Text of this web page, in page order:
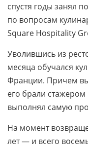
спустя годы занял
по вопросам
Square Hospitality
Уволившись из
месяца обучался
Франции. Причем
его брали
выполнял самую
На момент
лет — и всего